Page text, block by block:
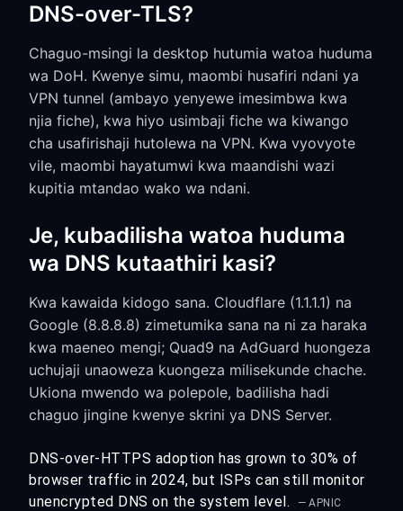
DNS-over-TLS?
Chaguo-msingi la desktop hutumia watoa huduma
wa DoH. Kwenye simu, maombi husafiri ndani ya
VPN tunnel (ambayo yenyewe imesimbwa kwa
njia fiche), kwa hiyo usimbaji fiche wa kiwango
cha usafirishaji hutolewa na VPN. Kwa vyovyote
vile, maombi hayatumwi kwa maandishi wazi
kupitia mtandao wako wa ndani.
Je, kubadilisha watoa huduma
wa DNS kutaathiri kasi?
Kwa kawaida kidogo sana. Cloudflare (1.1.1.1) na
Google (8.8.8.8) zimetumika sana na ni za haraka
kwa maeneo mengi; Quad9 na AdGuard huongeza
uchujaji unaoweza kuongeza milisekunde chache.
Ukiona mwendo wa polepole, badilisha hadi
chaguo jingine kwenye skrini ya DNS Server.
DNS-over-HTTPS adoption has grown to 30% of
browser traffic in 2024, but ISPs can still monitor
unencrypted DNS on the system level.
— APNIC